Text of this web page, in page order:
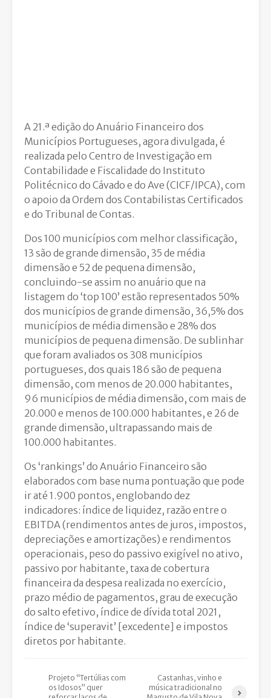
A 21.ª edição do Anuário Financeiro dos
Municípios Portugueses, agora divulgada, é
realizada pelo Centro de Investigação em
Contabilidade e Fiscalidade do Instituto
Politécnico do Cávado e do Ave (CICF/IPCA), com
o apoio da Ordem dos Contabilistas Certificados
e do Tribunal de Contas.
Dos 100 municípios com melhor classificação,
13 são de grande dimensão, 35 de média
dimensão e 52 de pequena dimensão,
concluindo-se assim no anuário que na
listagem do ‘top 100’ estão representados 50%
dos municípios de grande dimensão, 36,5% dos
municípios de média dimensão e 28% dos
municípios de pequena dimensão. De sublinhar
que foram avaliados os 308 municípios
portugueses, dos quais 186 são de pequena
dimensão, com menos de 20.000 habitantes,
96 municípios de média dimensão, com mais de
20.000 e menos de 100.000 habitantes, e 26 de
grande dimensão, ultrapassando mais de
100.000 habitantes.
Os ‘rankings’ do Anuário Financeiro são
elaborados com base numa pontuação que pode
ir até 1.900 pontos, englobando dez
indicadores: índice de liquidez, razão entre o
EBITDA (rendimentos antes de juros, impostos,
depreciações e amortizações) e rendimentos
operacionais, peso do passivo exigível no ativo,
passivo por habitante, taxa de cobertura
financeira da despesa realizada no exercício,
prazo médio de pagamentos, grau de execução
do salto efetivo, índice de dívida total 2021,
índice de ‘superavit’ [excedente] e impostos
diretos por habitante.
Projeto “Tertúlias com
os Idosos” quer
Castanhas, vinho e
música tradicional no